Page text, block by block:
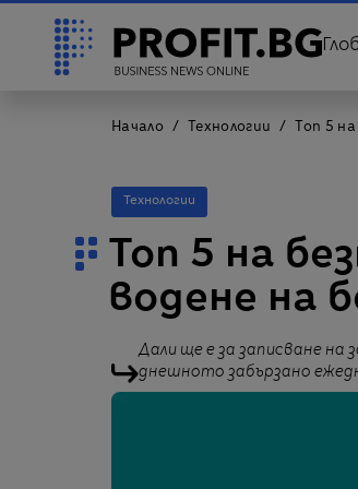
Начало Технологии Топ 5
Технологии
Топ 5 на
водене на
Дали ще е за записване на
днешното забързано